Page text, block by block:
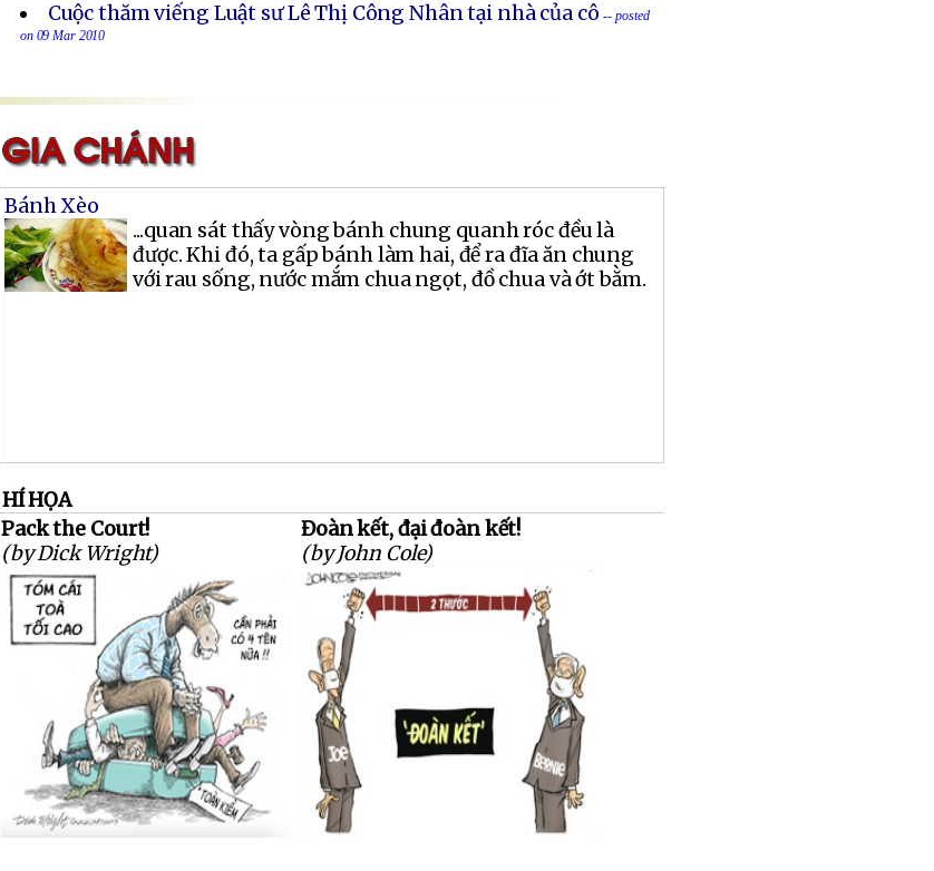
Cuộc thăm viếng Luật sư Lê Thị Công Nhân tại nhà của cô-- posted
on 09 Mar 2010
Bánh Xèo
...quan sát thấy vòng bánh chung quanh róc đều là
được. Khi đó, ta gấp bánh làm hai, để ra đĩa ăn chung
với rau sống, nước mắm chua ngọt, đồ chua và ớt bằm.
HÍ HỌA
Pack the Court!
(by Dick Wright)
Đoàn kết, đại đoàn kết!
(by John Cole)